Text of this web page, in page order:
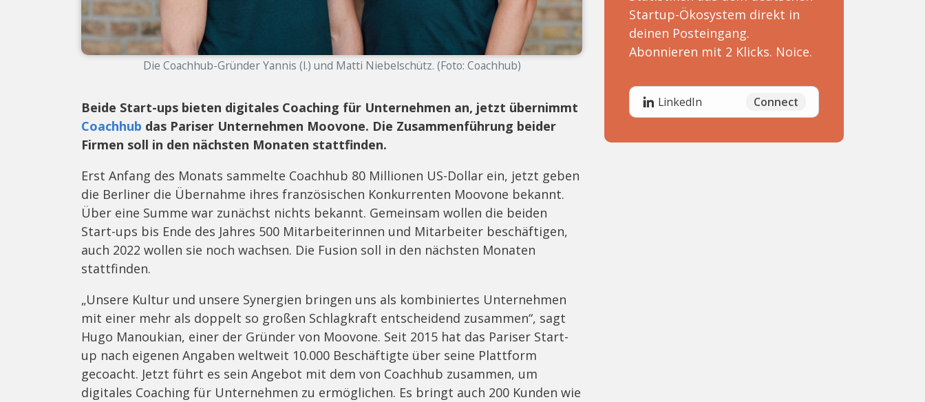
Die Coachhub-Gründer Yannis (l.) und Matti Niebelschütz. (Foto: Coachhub)
Beide Start-ups bieten digitales Coaching für Unternehmen an, jetzt übernimmt
Coachhub das Pariser Unternehmen Moovone. Die Zusammenführung beider
Firmen soll in den nächsten Monaten stattfinden.
Erst Anfang des Monats sammelte Coachhub 80 Millionen US-Dollar ein, jetzt geben
die Berliner die Übernahme ihres französischen Konkurrenten Moovone bekannt.
Über eine Summe war zunächst nichts bekannt. Gemeinsam wollen die beiden
Start-ups bis Ende des Jahres 500 Mitarbeiterinnen und Mitarbeiter beschäftigen,
auch 2022 wollen sie noch wachsen. Die Fusion soll in den nächsten Monaten
stattfinden.
„Unsere Kultur und unsere Synergien bringen uns als kombiniertes Unternehmen
mit einer mehr als doppelt so großen Schlagkraft entscheidend zusammen“, sagt
Hugo Manoukian, einer der Gründer von Moovone. Seit 2015 hat das Pariser Start-
up nach eigenen Angaben weltweit 10.000 Beschäftigte über seine Plattform
gecoacht. Jetzt führt es sein Angebot mit dem von Coachhub zusammen, um
digitales Coaching für Unternehmen zu ermöglichen. Es bringt auch 200 Kunden wie
Startup-Ökosystem direkt in
deinen Posteingang.
Abonnieren mit 2 Klicks. Noice.
LinkedIn Connect